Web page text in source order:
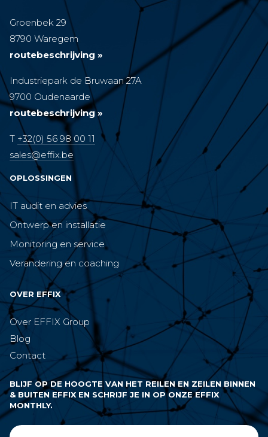
Groenbek 29
8790 Waregem
routebeschrijving »
Industriepark de Bruwaan 27A
9700 Oudenaarde
routebeschrijving »
T +32(0) 56 98 00 11
sales@effix.be
OPLOSSINGEN
IT audit en advies
Ontwerp en installatie
Monitoring en service
Verandering en coaching
OVER EFFIX
Over EFFIX Group
Blog
Contact
BLIJF OP DE HOOGTE VAN HET REILEN EN ZEILEN BINNEN
& BUITEN EFFIX EN SCHRIJF JE IN OP ONZE EFFIX
MONTHLY.